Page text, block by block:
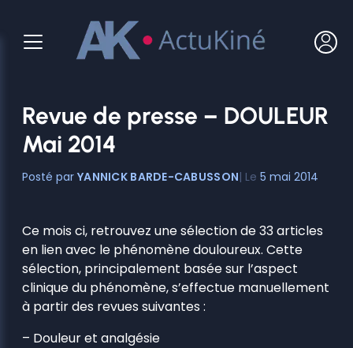
contenu
Revue de presse – DOULEUR
Mai 2014
YANNICK BARDE-CABUSSON 5 mai 2014
Ce mois ci, retrouvez une sélection de 33 articles
en lien avec le phénomène douloureux. Cette
sélection, principalement basée sur l’aspect
clinique du phénomène, s’effectue manuellement
à partir des revues suivantes :
– Douleur et analgésie